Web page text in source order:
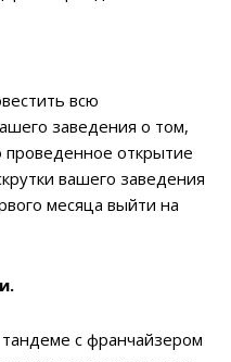
всю
заведения о том,
открытие
вашего заведения
месяца выйти на
с франчайзером